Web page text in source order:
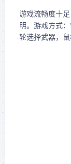
游戏流畅度十
明。游戏方式
轮选择武器，鼠